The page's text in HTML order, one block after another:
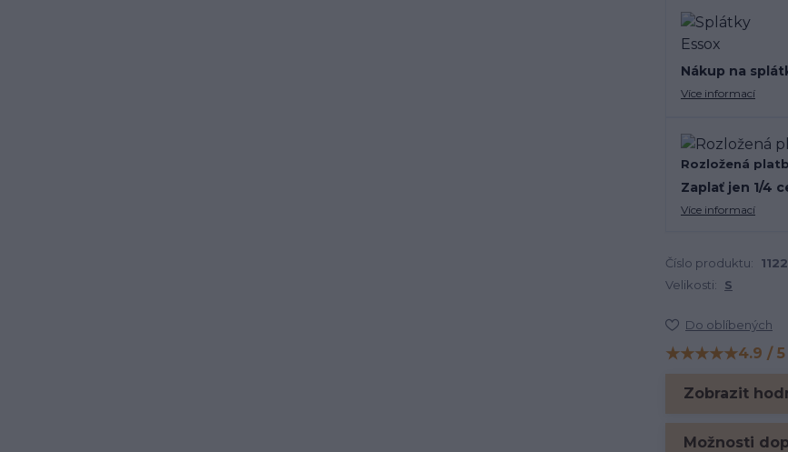
Nákup na
Více informací
Rozložená
Zaplať jen 1/4
Více informací
Číslo produktu: 1122
Velikosti:
S
Do oblíbených
Hodnocení na
★★★★★4.9 /
Zobrazit
Možnosti